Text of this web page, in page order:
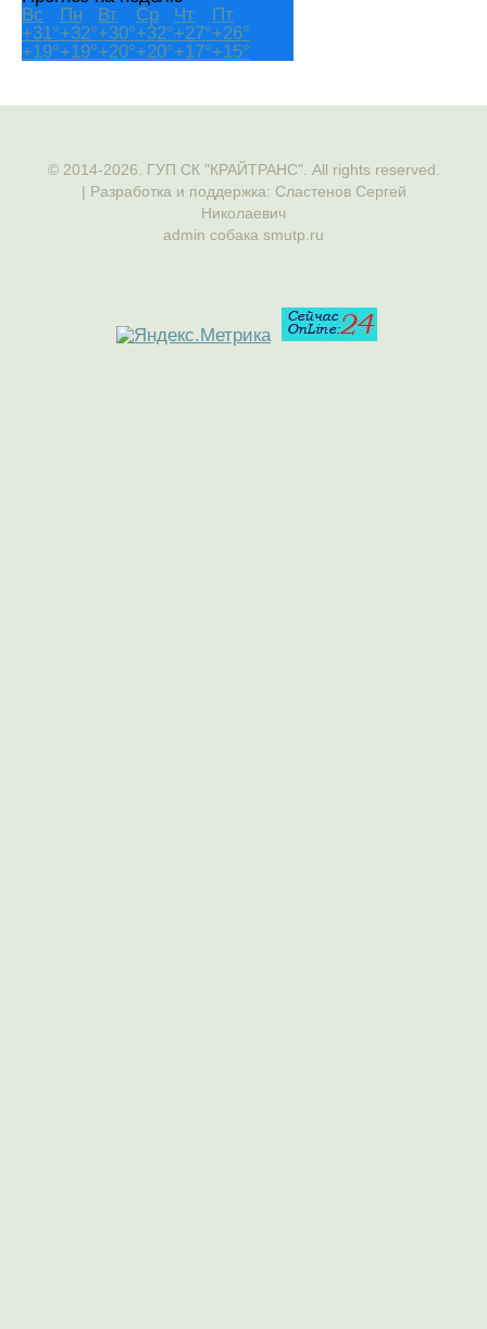
Вс
Пн Вт Ср Чт
Пт
+31°+32°+30°+32°+27°+26°
+19°+19°+20°+20°+17°+15°
© 2014-2026. ГУП СК "КРАЙТРАНС". All rights reserved.
| Разработка и поддержка: Сластенов Сергей
Николаевич
admin собака smutp.ru